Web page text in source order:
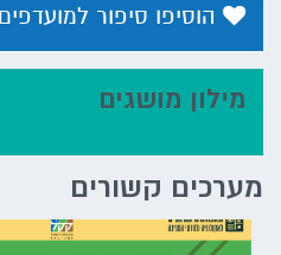
הוסיפו סיפור למועדפים
מילון מושגים
מערכים קשורים